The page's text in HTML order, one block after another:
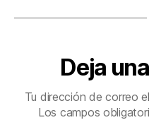
Deja
Tu dirección de correo
Los campos